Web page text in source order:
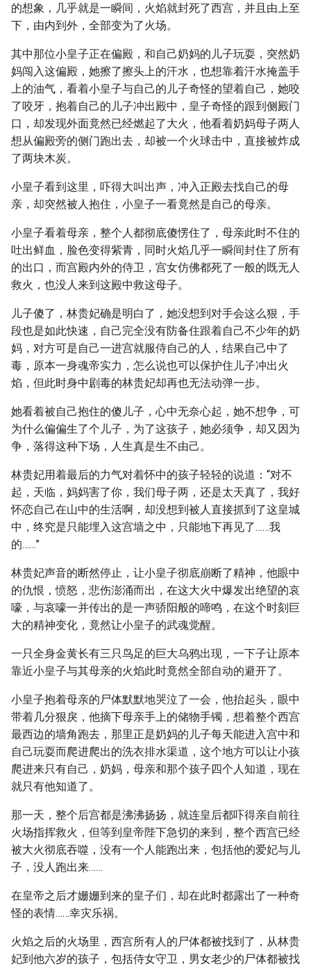
的想象，几乎就是一瞬间，火焰就封死了西宫，并且由上至
下，由内到外，全部变为了火场。
其中那位小皇子正在偏殿，和自己奶妈的儿子玩耍，突然奶
妈闯入这偏殿，她擦了擦头上的汗水，也想靠着汗水掩盖手
上的油气，看着小皇子与自己的儿子奇怪的望着自己，她咬
了咬牙，抱着自己的儿子冲出殿中，皇子奇怪的跟到侧殿门
口，却发现外面竟然已经燃起了大火，他看着奶妈母子两人
想从偏殿旁的侧门跑出去，却被一个火球击中，直接被炸成
了两块木炭。
小皇子看到这里，吓得大叫出声，冲入正殿去找自己的母
亲，却突然被人抱住，小皇子一看竟然是自己的母亲。
小皇子看着母亲，整个人都彻底傻愣住了，母亲此时不住的
吐出鲜血，脸色变得紫青，同时火焰几乎一瞬间封住了所有
的出口，而宫殿内外的侍卫，宫女仿佛都死了一般的既无人
救火，也没人来到这殿中救这母子。
儿子傻了，林贵妃确是明白了，她没想到对手会这么狠，手
段也是如此快速，自己完全没有防备住跟着自己不少年的奶
妈，对方可是自己一进宫就服侍自己的人，结果自己中了
毒，原本一身魂帝实力，怎么说也可以保护住儿子冲出火
焰，但此时身中剧毒的林贵妃却再也无法动弹一步。
她看着被自己抱住的傻儿子，心中无奈心起，她不想争，可
为什么偏偏生了个儿子，为了这孩子，她必须争，却又因为
争，落得这种下场，人生真是生不由己。
林贵妃用着最后的力气对着怀中的孩子轻轻的说道：“对不
起，天临，妈妈害了你，我们母子两，还是太天真了，我好
怀恋自己在山中的生活啊，却没想到被人直接抓到了这皇城
中，终究是只能埋入这宫墙之中，只能地下再见了……我
的……”
林贵妃声音的断然停止，让小皇子彻底崩断了精神，他眼中
的仇恨，愤怒，悲伤澎涌而出，在这大火中爆发出绝望的哀
嚎，与哀嚎一并传出的是一声骄阳般的啼鸣，在这个时刻巨
大的精神变化，竟然让小皇子的武魂觉醒。
一只全身金黄长有三只鸟足的巨大乌鸦出现，一下子让原本
靠近小皇子与其母亲的火焰此时竟然全部自动的避开了。
小皇子抱着母亲的尸体默默地哭泣了一会，他抬起头，眼中
带着几分狠戾，他摘下母亲手上的储物手镯，想着整个西宫
最西边的墙角跑去，那里正是奶妈的儿子每天能进入宫中和
自己玩耍而爬进爬出的洗衣排水渠道，这个地方可以让小孩
爬进来只有自己，奶妈，母亲和那个孩子四个人知道，现在
就只有他知道了。
那一天，整个后宫都是沸沸扬扬，就连皇后都吓得亲自前往
火场指挥救火，但等到皇帝陛下急切的来到，整个西宫已经
被大火彻底吞噬，没有一个人能跑出来，包括他的爱妃与儿
子，没人跑出来……
在皇帝之后才姗姗到来的皇子们，却在此时都露出了一种奇
怪的表情……幸灾乐祸。
火焰之后的火场里，西宫所有人的尸体都被找到了，从林贵
妃到他六岁的孩子，包括侍女守卫，男女老少的尸体都被找